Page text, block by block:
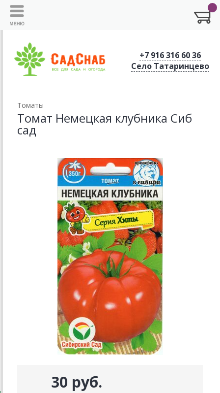
+7 916 316 60 36
Село Татаринцево
Томаты
Томат Немецкая клубника Сиб
сад
30 руб.